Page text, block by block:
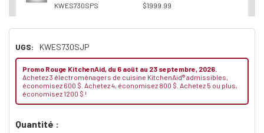
KWES730SPS $1999.99
UGS: KWES730SJP
Promo Rouge KitchenAid, du 6 aoüt au 23 septembre, 2026.
Achetez 3 électroménagers de cuisine KitchenAid® admissibles,
économisez 600 $. Achetez 4, économisez 800 $. Achetez 5 ou plus,
économisez 1200 $ !
Dépêchez-
Quantité :